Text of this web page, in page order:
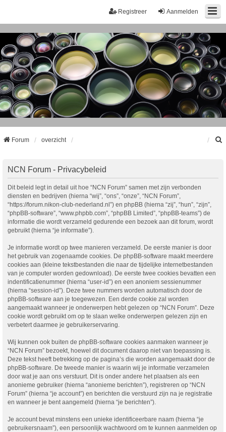
Aanmelden
Registreer
Forum overzicht
NCN Forum - Privacybeleid
Dit beleid legt in detail uit hoe “NCN Forum” samen met zijn verbonden
diensten en bedrijven (hierna “wij”, “ons”, “onze”, “NCN Forum”,
“https://forum.nikon-club-nederland.nl”) en phpBB (hierna “zij”, “hun”, “zijn”,
“phpBB-software”, “www.phpbb.com”, “phpBB Limited”, “phpBB-teams”) de
informatie die wordt verzameld gedurende een bezoek aan dit forum, wordt
gebruikt (hierna “je informatie”).
Je informatie wordt op twee manieren verzameld. De eerste manier is door
het gebruik van zogenaamde cookies. De phpBB-software maakt meerdere
cookies aan (kleine tekstbestanden die naar de tijdelijke internetbestanden
van je computer worden gedownload). De eerste twee cookies bevatten een
indentificatienummer (hierna “user-id”) en een anoniem sessienummer
(hierna “session-id”). Deze twee nummers worden automatisch door de
phpBB-software aan je toegewezen. Een derde cookie zal worden
aangemaakt wanneer je onderwerpen hebt gelezen op “NCN Forum”. Deze
cookie wordt gebruikt om op te slaan welke onderwerpen gelezen zijn en
verbetert daarmee je gebruikerservaring.
Wij kunnen ook buiten de phpBB-software cookies aanmaken wanneer je
“NCN Forum” bezoekt, hoewel dit document daarop niet van toepassing is.
Deze tekst heeft betrekking op de pagina’s die worden aangemaakt door de
phpBB-software. De tweede manier is waarin wij je informatie verzamelen
door wat je aan ons verstuurt. Dit is onder andere het plaatsen als een
anonieme gebruiker (hierna “anonieme berichten”), registreren op “NCN
Forum” (hierna “je account”) en berichten die verstuurd zijn na je registratie
en wanneer je bent aangemeld (hierna “je berichten”).
Je account bevat minstens een unieke identificeerbare naam (hierna “je
gebruikersnaam”), een persoonlijk wachtwoord om te kunnen aanmelden op